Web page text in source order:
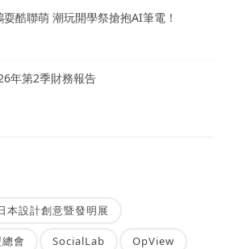
耍酷聯萌 潮玩開學祭搶抱AI筆電！
年第2季財務報告
本設計創意暨發明展
會 SocialLab OpView